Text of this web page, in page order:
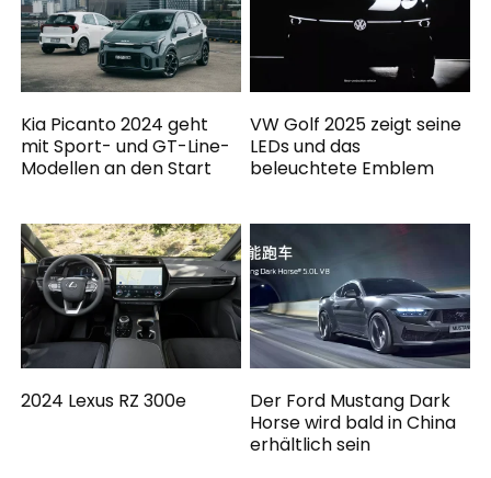
Kia Picanto 2024 geht
mit Sport- und GT-Line-
Modellen an den Start
VW Golf 2025 zeigt seine
LEDs und das
beleuchtete Emblem
2024 Lexus RZ 300e
Der Ford Mustang Dark
Horse wird bald in China
erhältlich sein